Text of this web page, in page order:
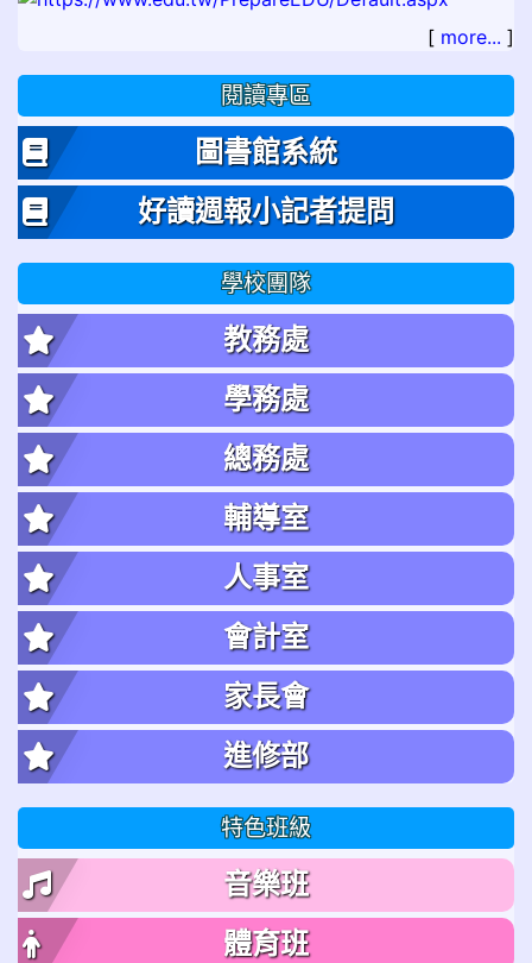
[ more... ]
閱讀專區
圖書館系統
好讀週報小記者提問
學校團隊
教務處
學務處
總務處
輔導室
人事室
會計室
家長會
進修部
特色班級
音樂班
體育班